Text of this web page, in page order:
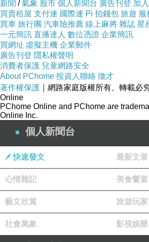
能、學習更精實與正統的泰式
新聞 /氣象 股市 個人新聞台 廣告刊登 加
買賣租屋 支付連 國際連 Pi 拍錢包 旅遊 服
買車 旅行團 汽車險推薦 線上麻將 雜誌 星
一元簡訊 直播達人 數位憑證 企業簡訊
買網址 虛擬主機 企業郵件
廣告刊登 隱私權聲明
消費者保護 兒童網路安全
About PChome 投資人聯絡 徵才
著作權保護 ｜網路家庭版權所有、轉載必
Online
PChome Online and PChome are
Online Inc.
個人新聞台
快速發文 最新文章
心情雜記 美食饗宴
藝文欣賞 旅遊玩家
社會萬象 影視娛樂